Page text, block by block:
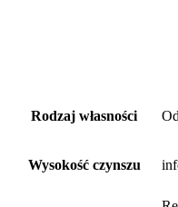
Rodzaj własności
Wysokość czynszu